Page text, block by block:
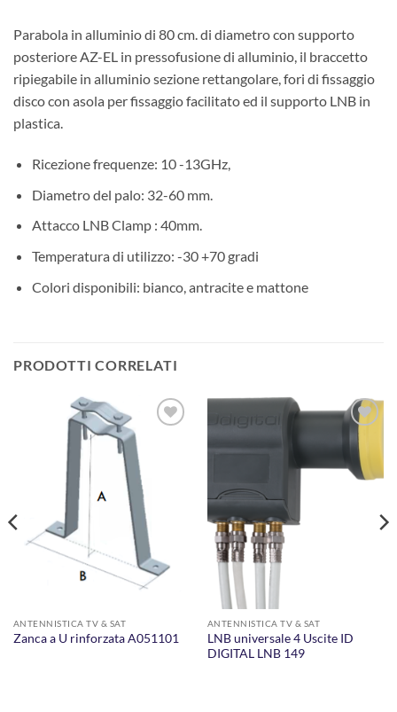
Parabola in alluminio di 80 cm. di diametro con supporto
posteriore AZ-EL in pressofusione di alluminio, il braccetto
ripiegabile in alluminio sezione rettangolare, fori di fissaggio
disco con asola per fissaggio facilitato ed il supporto LNB in
plastica.
Ricezione frequenze: 10 -13GHz,
Diametro del palo: 32-60 mm.
Attacco LNB Clamp : 40mm.
Temperatura di utilizzo: -30 +70 gradi
Colori disponibili: bianco, antracite e mattone
PRODOTTI CORRELATI
AGGIUNGI
ALLA
LISTA DEI
DESIDERI
ANTENNISTICA TV & SAT
Zanca a U rinforzata A051101
AGGIUNGI
LISTA DEI
ANTENNISTICA TV & SAT
LNB universale 4 Uscite ID
DIGITAL LNB 149